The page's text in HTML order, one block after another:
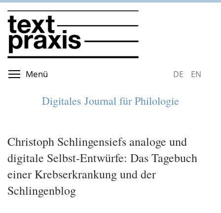
Direkt
zum
Inhalt
Menü Menüsichtbarkeit umschaltenDEUTSCH
Digitales Journal für Philologie
Christoph Schlingensiefs analoge und
digitale Selbst-Entwürfe: Das Tagebuch
einer Krebserkrankung und der
Schlingenblog